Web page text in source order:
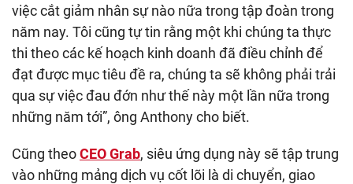
việc cắt giảm nhân sự nào nữa trong tập đoàn trong
năm nay. Tôi cũng tự tin rằng một khi chúng ta thực
thi theo các kế hoạch kinh doanh đã điều chỉnh để
đạt được mục tiêu đề ra, chúng ta sẽ không phải trải
qua sự việc đau đớn như thế này một lần nữa trong
những năm tới”, ông Anthony cho biết.
Cũng theoCEO Grab, siêu ứng dụng này sẽ tập trung
vào những mảng dịch vụ cốt lõi là di chuyển, giao